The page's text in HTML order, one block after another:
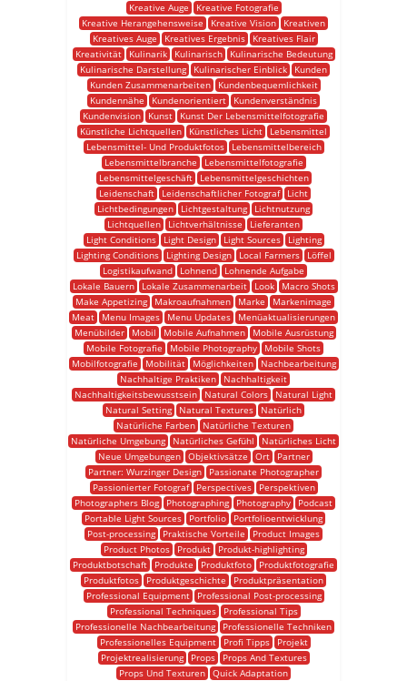
Kreative Auge
Kreative Fotografie
Kreative Herangehensweise
Kreative Vision
Kreativen
Kreatives Auge
Kreatives Ergebnis
Kreatives Flair
Kreativität
Kulinarik Kulinarisch
Kulinarische Bedeutung
Kulinarische Darstellung
Kulinarischer Einblick
Kunden
Kunden Zusammenarbeiten
Kundenbequemlichkeit
Kundennähe
Kundenorientiert
Kundenverständnis
Kundenvision
Kunst
Kunst Der Lebensmittelfotografie
Künstliche Lichtquellen
Künstliches Licht
Lebensmittel
Lebensmittel- Und Produktfotos
Lebensmittelbereich
Lebensmittelbranche
Lebensmittelfotografie
Lebensmittelgeschäft
Lebensmittelgeschichten
Leidenschaft
Leidenschaftlicher Fotograf
Licht
Lichtbedingungen
Lichtgestaltung
Lichtnutzung
Lichtquellen
Lichtverhältnisse
Lieferanten
Light Conditions
Light Design Light Sources
Lighting
Lighting Conditions
Lighting Design Local Farmers
Löffel
Logistikaufwand
Lohnend
Lohnende Aufgabe
Lokale Bauern
Lokale Zusammenarbeit Look
Macro Shots
Make Appetizing
Makroaufnahmen Marke
Markenimage
Meat
Menu Images Menu Updates
Menüaktualisierungen
Menübilder
Mobil Mobile Aufnahmen
Mobile Ausrüstung
Mobile Fotografie
Mobile Photography
Mobile Shots
Mobilfotografie
Mobilität Möglichkeiten
Nachbearbeitung
Nachhaltige Praktiken
Nachhaltigkeit
Nachhaltigkeitsbewusstsein
Natural Colors
Natural Light
Natural Setting
Natural Textures
Natürlich
Natürliche Farben
Natürliche Texturen
Natürliche Umgebung
Natürliches Gefühl
Natürliches Licht
Neue Umgebungen
Objektivsätze Ort
Partner
Partner: Wurzinger Design
Passionate Photographer
Passionierter Fotograf
Perspectives
Perspektiven
Photographers Blog
Photographing Photography
Podcast
Portable Light Sources
Portfolio
Portfolioentwicklung
Post-processing
Praktische Vorteile
Product Images
Product Photos
Produkt
Produkt-highlighting
Produktbotschaft
Produkte Produktfoto
Produktfotografie
Produktfotos
Produktgeschichte
Produktpräsentation
Professional Equipment
Professional Post-processing
Professional Techniques
Professional Tips
Professionelle Nachbearbeitung
Professionelle Techniken
Professionelles Equipment
Profi Tipps
Projekt
Projektrealisierung
Props
Props And Textures
Props Und Texturen Quick Adaptation